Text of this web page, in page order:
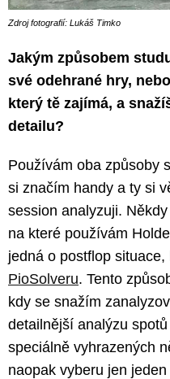
Zdroj fotografií: Lukáš Timko
Jakým způsobem
své odehrané hry,
který tě zajímá, a
detailu?
Používám oba způsoby
si značím handy a ty si
session analyzuji.
na které používám
jedná o postflop
PioSolveru. Tento
kdy se snažím
detailnější analýzu
speciálně vyhrazených
naopak vyberu jen